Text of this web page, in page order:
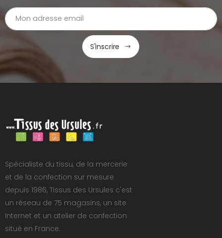
S'inscrire
Spécialiste du tissu, de la mercerie
et de la confection sur mesure
depuis 1986, Tissus des Ursules c'est
un réseau de 75 magasins, un site
Internet et un atelier de confection
situé en France.